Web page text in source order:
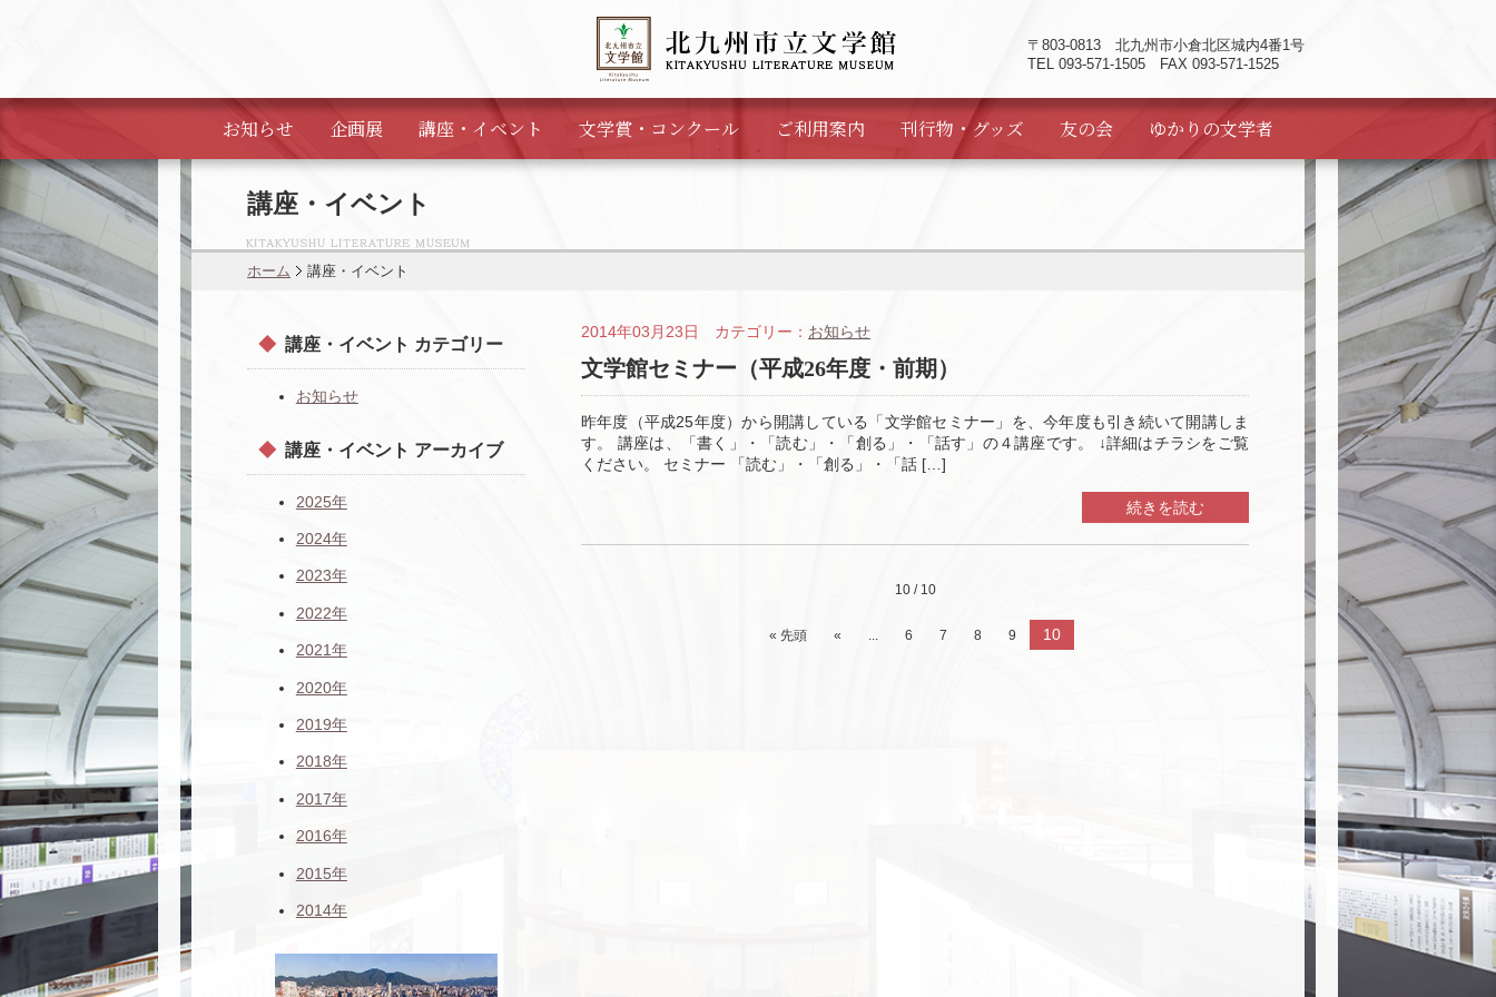
〒803-0813 北九州市小倉北区城内4番1号
TEL 093-571-1505 FAX 093-571-1525
お知らせ 企画展 講座・ イベント 文学賞・ コンクール ご利用案内 刊行物・グッズ 友の会 ゆかりの文学者
講座・イベント
ホーム 講座・イベント
2014年03月23日 カテゴリー： お知らせ
文学館セミナー（平成26年度・前期）
昨年度（平成25年度）から開講している「文学館セミナー」を、今年度も引き続いて開講しま
す。 講座は、「書く」・「読む」・「創る」・「話す」の４講座です。 ↓詳細はチラシをご覧
ください。 セミナー 「読む」・「創る」・「話 […]
続きを読む
10 / 10
« 先頭 « ... 6 7 8 9 10
講座・イベント カテゴリー
お知らせ
講座・イベント アーカイブ
2025年
2024年
2023年
2022年
2021年
2020年
2019年
2018年
2017年
2016年
2015年
2014年